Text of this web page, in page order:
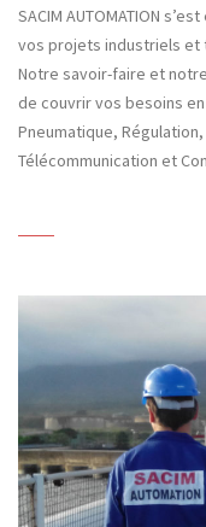
SACIM AUTOMATION
vos projets industriels et
Notre savoir-faire et
de couvrir vos besoins
Pneumatique,
Télécommunication et